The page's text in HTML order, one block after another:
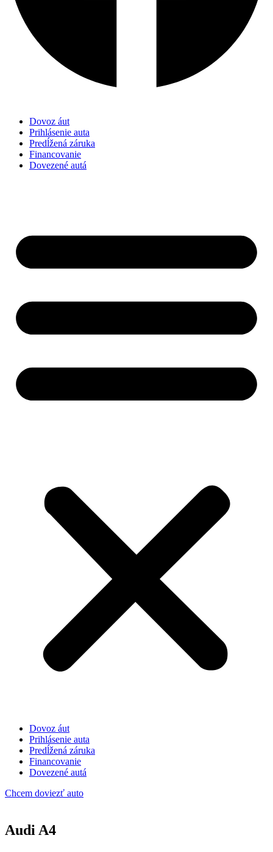
Dovoz áut
Prihlásenie auta
Predĺžená záruka
Financovanie
Dovezené autá
Dovoz áut
Prihlásenie auta
Predĺžená záruka
Financovanie
Dovezené autá
Chcem doviezť auto
Audi A4